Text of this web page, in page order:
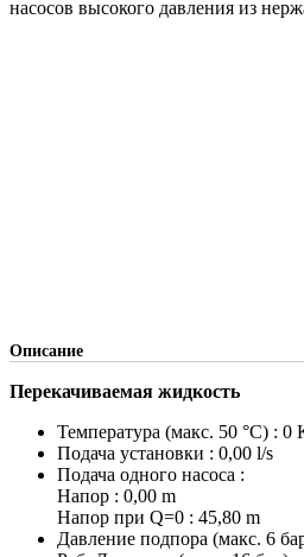
насосов высокого давления из
Описание
Перекачиваемая жидкость
Температура (макс. 50 °C) : 0
Подача установки : 0,00 l/s
Подача одного насоса :
Напор : 0,00 m
Напор при Q=0 : 45,80 m
Давление подпора (макс. 6